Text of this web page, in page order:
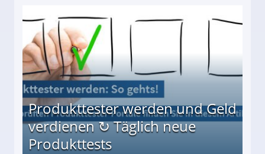
Produkttester werden und Geld
verdienen ↻ Täglich neue
Produkttests